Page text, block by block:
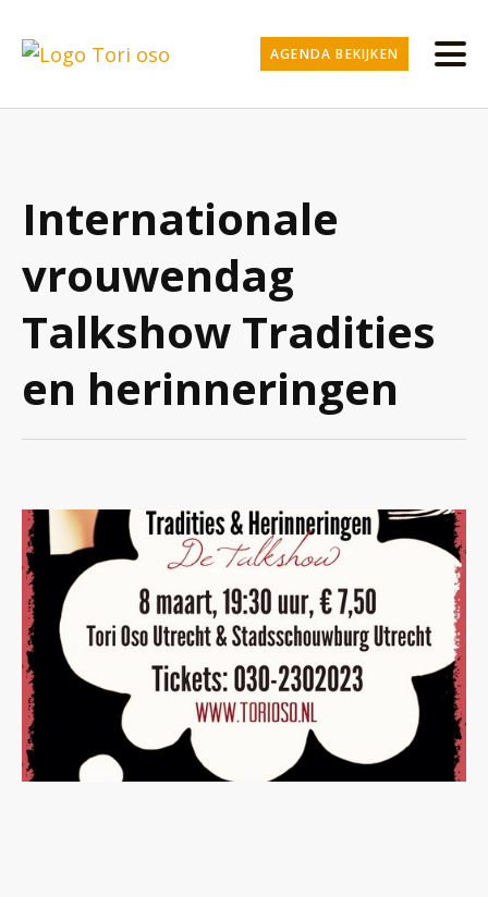
AGENDA BEKIJKEN
Internationale
vrouwendag
Talkshow Tradities
en herinneringen